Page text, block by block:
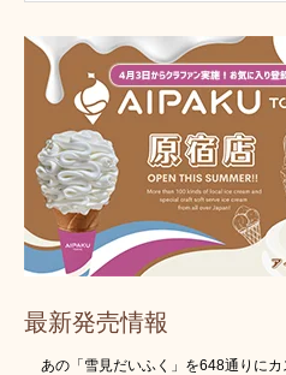
最新発売情報
あの「雪見だいふく」を648通りに